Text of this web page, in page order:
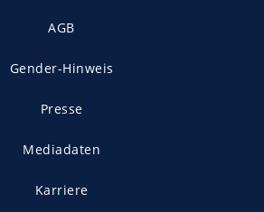
AGB
Gender-Hinweis
Presse
Mediadaten
Karriere